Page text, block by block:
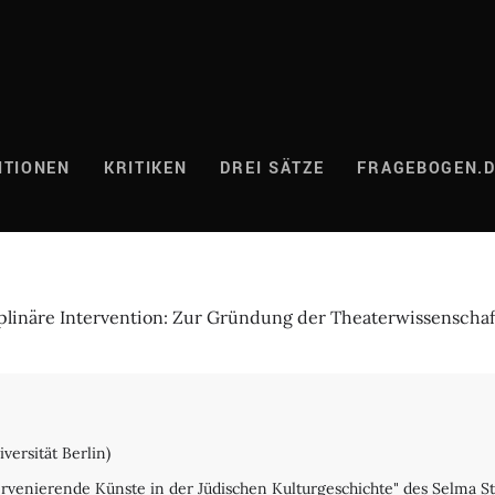
KRITIKEN DREI SÄTZE
Intervention: Zur Gründung der
Berlin)
Künste in der Jüdischen Kulturgeschichte" des Selma